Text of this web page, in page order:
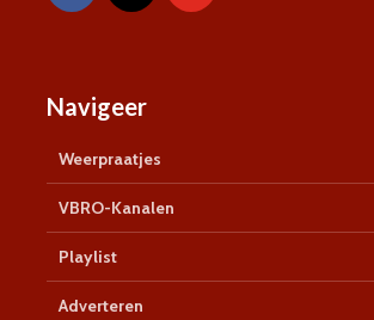
Navigeer
Weerpraatjes
VBRO-Kanalen
Playlist
Adverteren